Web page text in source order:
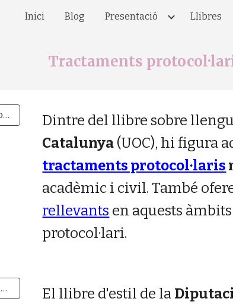
Skip to main content
Inici Blog Presentació Llibres
Tractaments
Llengua i estil de la UOC (tractaments protocol·laris) Dintre del llibre sobre
Catalunya (UOC), hi figura
tractaments protocol·laris
acadèmic i civil. També
rellevants en aquests
protocol·lari.
Diputació de Girona (tractaments protocol·laris) El llibre d'estil de la